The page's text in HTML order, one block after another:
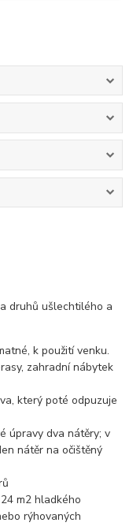
druhů ušlechtilého a
k použití venku.
zahradní nábytek
který poté odpuzuje
úpravy dva nátěry; v
nátěr na očištěný
m2 hladkého
rýhovaných